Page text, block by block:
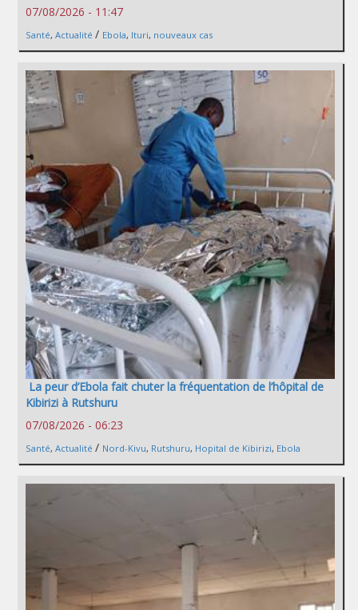
07/08/2026 - 11:47
Santé, Actualité / Ebola, Ituri, nouveaux cas
La peur d’Ebola fait chuter la fréquentation de l’hôpital de
Kibirizi à Rutshuru
07/08/2026 - 06:23
Santé, Actualité / Nord-Kivu, Rutshuru, Hopital de Kibirizi, Ebola